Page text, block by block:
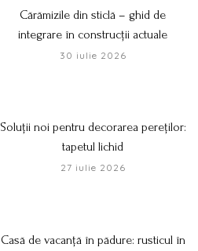
Cărămizile din sticlă – ghid de
integrare în construcții actuale
30 iulie 2026
Soluții noi pentru decorarea pereților:
tapetul lichid
27 iulie 2026
Casă de vacanță în pădure: rusticul în